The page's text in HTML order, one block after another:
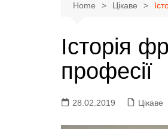
Home Цікаве
Історія
професії
28.02.2019 Цікаве